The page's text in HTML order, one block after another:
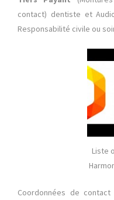
contact) dentiste et
Responsabilité civile ou
Liste
Coordonnées de contact